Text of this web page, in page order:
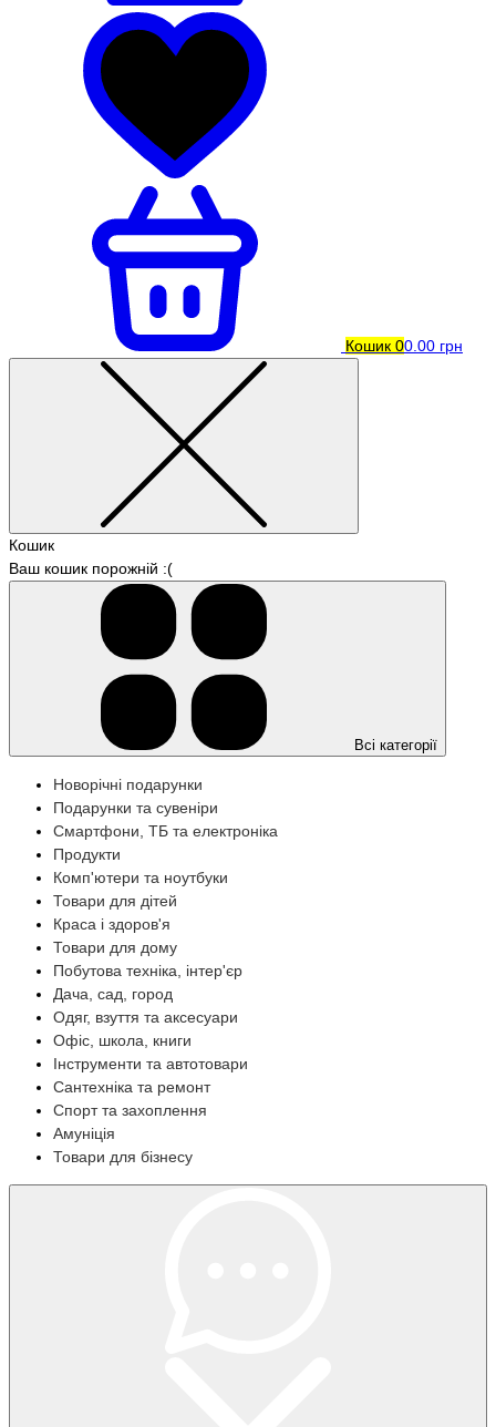
Кошик 00.00 грн
Кошик
Ваш кошик порожній :(
Всі категорії
Новорічні подарунки
Подарунки та сувеніри
Смартфони, ТБ та електроніка
Продукти
Комп'ютери та ноутбуки
Товари для дітей
Краса і здоров'я
Товари для дому
Побутова техніка, інтер'єр
Дача, сад, город
Одяг, взуття та аксесуари
Офіс, школа, книги
Інструменти та автотовари
Сантехніка та ремонт
Спорт та захоплення
Амуніція
Товари для бізнесу